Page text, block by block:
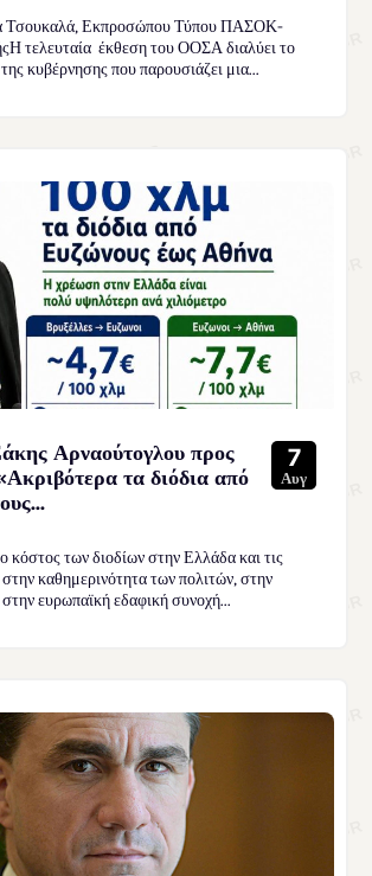
Τσουκαλά, Εκπροσώπου Τύπου ΠΑΣΟΚ-
τελευταία έκθεση του ΟΟΣΑ διαλύει το
κυβέρνησης που παρουσιάζει μια...
Αρναούτογλου προς
τα διόδια από
7
Αυγ
κόστος των διοδίων στην Ελλάδα και τις
καθημερινότητα των πολιτών, στην
ευρωπαϊκή εδαφική συνοχή...